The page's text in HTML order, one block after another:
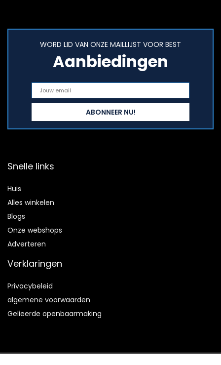
WORD LID VAN ONZE MAILLIJST VOOR BEST
Aanbiedingen
Snelle links
Huis
Alles winkelen
Blogs
Onze webshops
Adverteren
Verklaringen
Privacybeleid
algemene voorwaarden
Gelieerde openbaarmaking